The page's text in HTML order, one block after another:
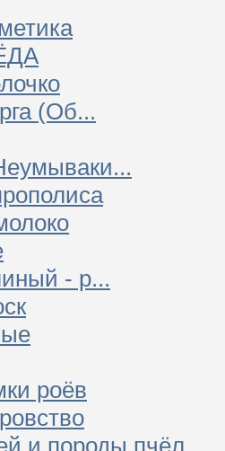
(Об...
- р...
роёв
и породы пчёл